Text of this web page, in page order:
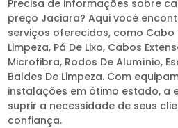
Precisa de informações sobre
preço Jaciara? Aqui você
serviços oferecidos, como Cabo
Limpeza, Pá De Lixo, Cabos
Microfibra, Rodos De Alumínio,
Baldes De Limpeza. Com
instalações em ótimo estado, a
suprir a necessidade de seus
confiança.